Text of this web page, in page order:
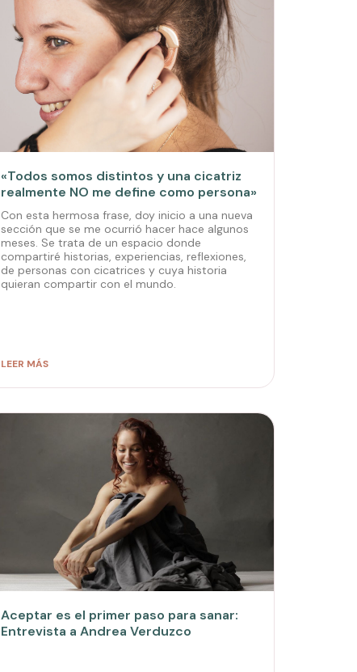
«Todos somos distintos y una cicatriz
realmente NO me define como persona»
Con esta hermosa frase, doy inicio a una nueva
sección que se me ocurrió hacer hace algunos
meses. Se trata de un espacio donde
compartiré historias, experiencias, reflexiones,
de personas con cicatrices y cuya historia
quieran compartir con el mundo.
LEER MÁS
Aceptar es el primer paso para sanar:
Entrevista a Andrea Verduzco